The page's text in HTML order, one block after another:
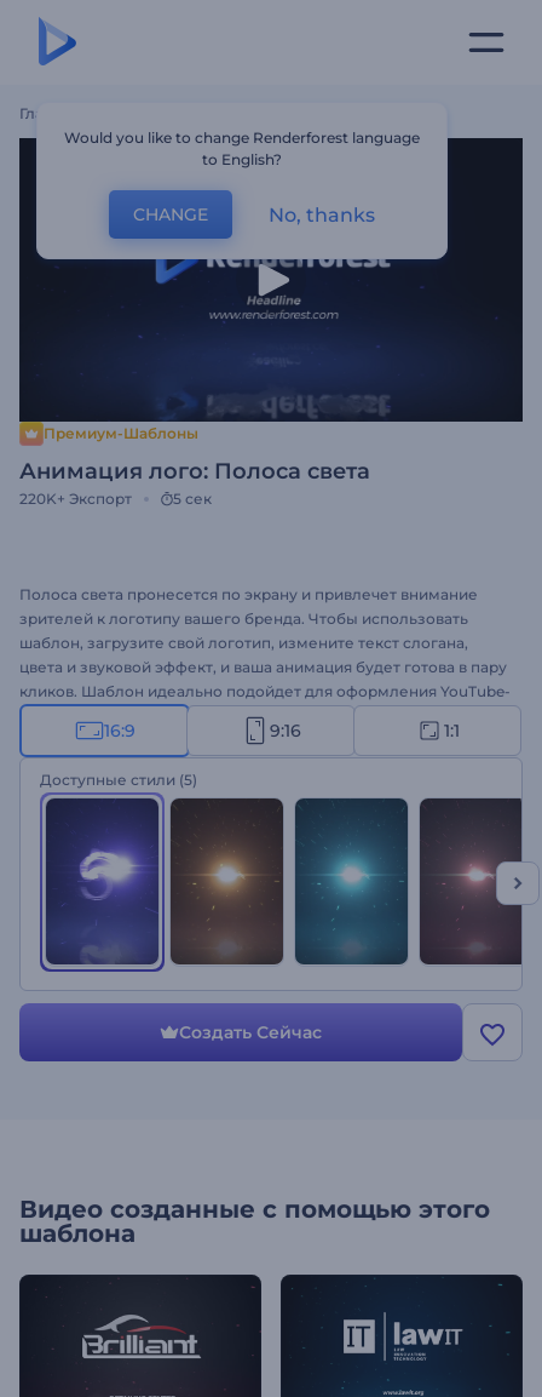
Главная
Премиум-Шаблоны
Анимация лого: Полоса света
220K+ Экспорт 5 сек
Полоса света пронесется по экрану и привлечет внимание
зрителей к логотипу вашего бренда. Чтобы использовать
шаблон, загрузите свой логотип, измените текст слогана,
цвета и звуковой эффект, и ваша анимация будет готова в пару
кликов. Шаблон идеально подойдет для оформления YouTube-
канала, веб-сайта, блога, профиля в социальных сетях и
многого другого. Создайте свою анимацию!
16:9 9:16 1:1
Доступные стили (5)
Создать Сейчас
Видео созданные с помощью этого
шаблона
Would you like to change Renderforest language
to English?
CHANGE No, thanks